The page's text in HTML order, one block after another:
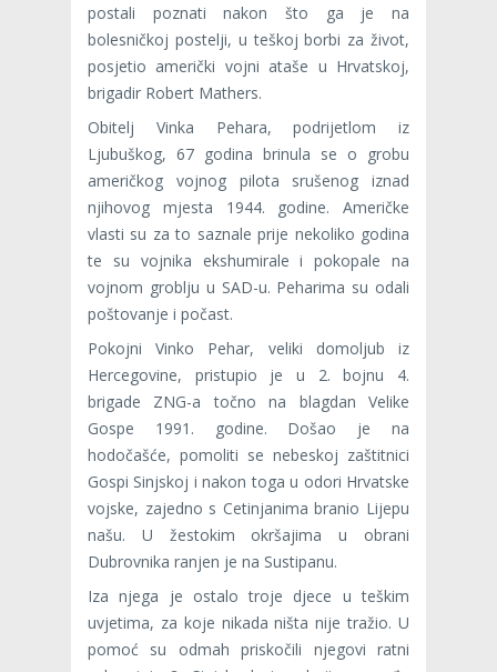
postali poznati nakon što ga je na
bolesničkoj postelji, u teškoj borbi za život,
posjetio američki vojni ataše u Hrvatskoj,
brigadir Robert Mathers.
Obitelj Vinka Pehara, podrijetlom iz
Ljubuškog, 67 godina brinula se o grobu
američkog vojnog pilota srušenog iznad
njihovog mjesta 1944. godine. Američke
vlasti su za to saznale prije nekoliko godina
te su vojnika ekshumirale i pokopale na
vojnom groblju u SAD-u. Peharima su odali
poštovanje i počast.
Pokojni Vinko Pehar, veliki domoljub iz
Hercegovine, pristupio je u 2. bojnu 4.
brigade ZNG-a točno na blagdan Velike
Gospe 1991. godine. Došao je na
hodočašće, pomoliti se nebeskoj zaštitnici
Gospi Sinjskoj i nakon toga u odori Hrvatske
vojske, zajedno s Cetinjanima branio Lijepu
našu. U žestokim okršajima u obrani
Dubrovnika ranjen je na Sustipanu.
Iza njega je ostalo troje djece u teškim
uvjetima, za koje nikada ništa nije tražio. U
pomoć su odmah priskočili njegovi ratni